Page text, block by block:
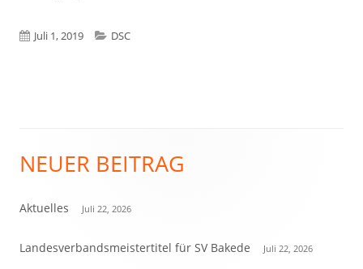
Veröffentlicht
Juli 1, 2019 Kategorien
DSC
Haupt-
Seitenleiste
NEUER BEITRAG
Aktuelles Juli 22, 2026
Landesverbandsmeistertitel für SV Bakede Juli 22, 2026